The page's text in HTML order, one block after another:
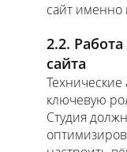
сайт
2.2.
сайта
Технические
ключевую
Студия